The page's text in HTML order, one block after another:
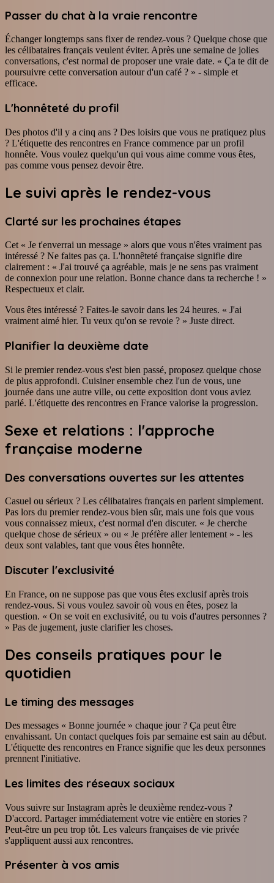
Passer du chat à la vraie rencontre
Échanger longtemps sans fixer de rendez-vous ? Quelque chose que
les célibataires français veulent éviter. Après une semaine de jolies
conversations, c'est normal de proposer une vraie date. « Ça te dit de
poursuivre cette conversation autour d'un café ? » - simple et
efficace.
L'honnêteté du profil
Des photos d'il y a cinq ans ? Des loisirs que vous ne pratiquez plus
? L'étiquette des rencontres en France commence par un profil
honnête. Vous voulez quelqu'un qui vous aime comme vous êtes,
pas comme vous pensez devoir être.
Le suivi après le rendez-vous
Clarté sur les prochaines étapes
Cet « Je t'enverrai un message » alors que vous n'êtes vraiment pas
intéressé ? Ne faites pas ça. L'honnêteté française signifie dire
clairement : « J'ai trouvé ça agréable, mais je ne sens pas vraiment
de connexion pour une relation. Bonne chance dans ta recherche ! »
Respectueux et clair.
Vous êtes intéressé ? Faites-le savoir dans les 24 heures. « J'ai
vraiment aimé hier. Tu veux qu'on se revoie ? » Juste direct.
Planifier la deuxième date
Si le premier rendez-vous s'est bien passé, proposez quelque chose
de plus approfondi. Cuisiner ensemble chez l'un de vous, une
journée dans une autre ville, ou cette exposition dont vous aviez
parlé. L'étiquette des rencontres en France valorise la progression.
Sexe et relations : l'approche
française moderne
Des conversations ouvertes sur les attentes
Casuel ou sérieux ? Les célibataires français en parlent simplement.
Pas lors du premier rendez-vous bien sûr, mais une fois que vous
vous connaissez mieux, c'est normal d'en discuter. « Je cherche
quelque chose de sérieux » ou « Je préfère aller lentement » - les
deux sont valables, tant que vous êtes honnête.
Discuter l'exclusivité
En France, on ne suppose pas que vous êtes exclusif après trois
rendez-vous. Si vous voulez savoir où vous en êtes, posez la
question. « On se voit en exclusivité, ou tu vois d'autres personnes ?
» Pas de jugement, juste clarifier les choses.
Des conseils pratiques pour le
quotidien
Le timing des messages
Des messages « Bonne journée » chaque jour ? Ça peut être
envahissant. Un contact quelques fois par semaine est sain au début.
L'étiquette des rencontres en France signifie que les deux personnes
prennent l'initiative.
Les limites des réseaux sociaux
Vous suivre sur Instagram après le deuxième rendez-vous ?
D'accord. Partager immédiatement votre vie entière en stories ?
Peut-être un peu trop tôt. Les valeurs françaises de vie privée
s'appliquent aussi aux rencontres.
Présenter à vos amis